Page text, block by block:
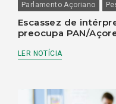
Parlamento Açoriano
Escassez de
preocupa PAN/
LER NOTÍCIA